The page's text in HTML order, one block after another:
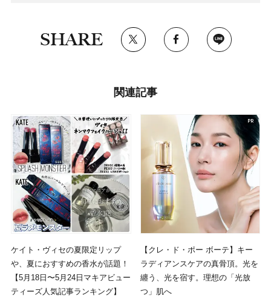
SHARE
関連記事
ケイト・ヴィセの夏限定リップ
や、夏におすすめの香水が話題！
【5月18日〜5月24日マキアビュー
ティーズ人気記事ランキング】
【クレ・ド・ポー ボーテ】キー
ラディアンスケアの真骨頂。光を
纏う、光を宿す。理想の「光放
つ」肌へ